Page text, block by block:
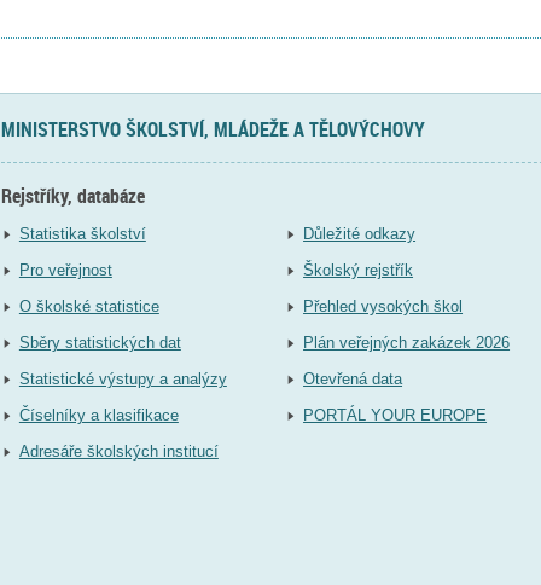
MINISTERSTVO ŠKOLSTVÍ, MLÁDEŽE A TĚLOVÝCHOVY
Rejstříky, databáze
Statistika školství
Pro veřejnost
O školské statistice
Sběry statistických dat
Statistické výstupy a analýzy
Číselníky a klasifikace
Adresáře školských institucí
Důležité odkazy
Školský rejstřík
Přehled vysokých škol
Plán veřejných zakázek 2026
Otevřená data
PORTÁL YOUR EUROPE